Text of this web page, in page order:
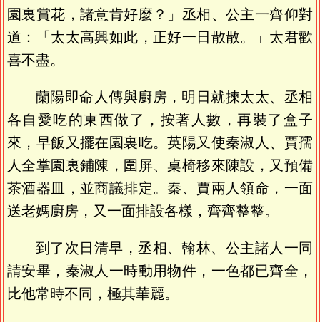
園裏賞花，諸意肯好麼？」丞相、公主一齊仰對
道：「太太高興如此，正好一日散散。」太君歡
喜不盡。
蘭陽即命人傳與廚房，明日就揀太太、丞相
各自愛吃的東西做了，按著人數，再裝了盒子
來，早飯又擺在園裏吃。英陽又使秦淑人、賈孺
人全掌園裏鋪陳，圍屏、桌椅移來陳設，又預備
茶酒器皿，並商議排定。秦、賈兩人領命，一面
送老媽廚房，又一面排設各樣，齊齊整整。
到了次日清早，丞相、翰林、公主諸人一同
請安畢，秦淑人一時動用物件，一色都已齊全，
比他常時不同，極其華麗。